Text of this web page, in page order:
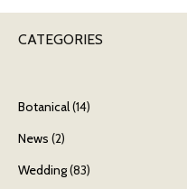
CATEGORIES
Botanical(14)
News (2)
Wedding(83)